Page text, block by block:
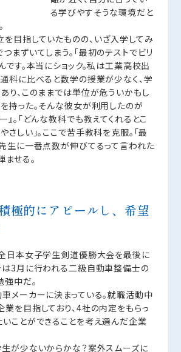
る学びやすそうな環境だと
目指していたものの、いざ入学してみ
まずいてしまう。「最初のテストでビリ
です。本当にショック。私は工業高校出
科に比べると数学の授業が少なく、学
り、このままでは単位が危ういかもし
持った。そんな彼女が利用したのが
』。「どんな教科でも教えてくれるとこ
さしい」。ここで苦手教科を克服。「最
生に一番点数が伸びてるって言われた
ませる。
極的にアピールし、希望
日本女子学生剣道優勝大会を最後に
は3月に行われる二級自動車整備士の
中だ。
メーカーに決まっている。就職活動中
を目指しており、4社の内定をもらっ
ことができることを考え選んだ企業
生が少ないからかな？案外スムーズに